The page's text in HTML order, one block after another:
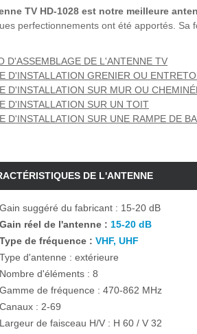
TV HD-1028 est notre meilleure
perfectionnements ont été apportés. Sa
D'ASSEMBLAGE DE L'ANTENNE TV
D'INSTALLATION GRENIER OU
D'INSTALLATION SUR MUR OU
D'INSTALLATION SUR UN TOIT
D'INSTALLATION SUR UNE RAMPE DE
DE L'ANTENNE
Gain suggéré du fabricant : 15-20 dB
Gain réel de l'antenne : 15-20 dB
Type de fréquence : VHF, UHF
Type d'antenne : extérieure
Nombre d'éléments : 8
Gamme de fréquence : 470-862 MHz
Canaux : 2-69
Largeur de faisceau H/V : H 60 / V 32